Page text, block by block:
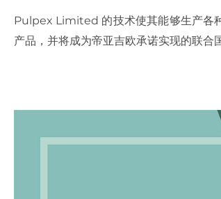
Pulpex Limited 的技术使其能够生产各
产品，并将成为帝亚吉欧承诺实现的联合